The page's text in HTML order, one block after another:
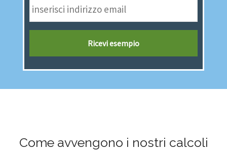
Come avvengono i nostri calcoli